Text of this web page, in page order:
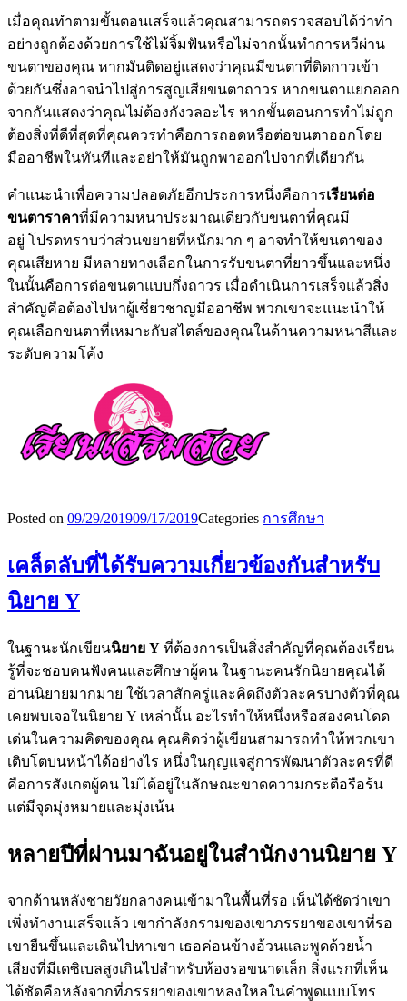
เมื่อคุณทำตามขั้นตอนเสร็จแล้วคุณสามารถตรวจสอบได้ว่าทำ
อย่างถูกต้องด้วยการใช้ไม้จิ้มฟันหรือไม่จากนั้นทำการหวีผ่าน
ขนตาของคุณ หากมันติดอยู่แสดงว่าคุณมีขนตาที่ติดกาวเข้า
ด้วยกันซึ่งอาจนำไปสู่การสูญเสียขนตาถาวร หากขนตาแยกออก
จากกันแสดงว่าคุณไม่ต้องกังวลอะไร หากขั้นตอนการทำไม่ถูก
ต้องสิ่งที่ดีที่สุดที่คุณควรทำคือการถอดหรือต่อขนตาออกโดย
มืออาชีพในทันทีและอย่าให้มันถูกพาออกไปจากที่เดียวกัน
คำแนะนำเพื่อความปลอดภัยอีกประการหนึ่งคือการเรียนต่อ
ขนตาราคาที่มีความหนาประมาณเดียวกับขนตาที่คุณมี
อยู่ โปรดทราบว่าส่วนขยายที่หนักมาก ๆ อาจทำให้ขนตาของ
คุณเสียหาย มีหลายทางเลือกในการรับขนตาที่ยาวขึ้นและหนึ่ง
ในนั้นคือการต่อขนตาแบบกึ่งถาวร เมื่อดำเนินการเสร็จแล้วสิ่ง
สำคัญคือต้องไปหาผู้เชี่ยวชาญมืออาชีพ พวกเขาจะแนะนำให้
คุณเลือกขนตาที่เหมาะกับสไตล์ของคุณในด้านความหนาสีและ
ระดับความโค้ง
Posted on 09/29/201909/17/2019Categories การศึกษา
เคล็ดลับที่ได้รับความเกี่ยวข้องกันสำหรับ
นิยาย Y
ในฐานะนักเขียนนิยาย Y ที่ต้องการเป็นสิ่งสำคัญที่คุณต้องเรียน
รู้ที่จะชอบคนฟังคนและศึกษาผู้คน ในฐานะคนรักนิยายคุณได้
อ่านนิยายมากมาย ใช้เวลาสักครู่และคิดถึงตัวละครบางตัวที่คุณ
เคยพบเจอในนิยาย Y เหล่านั้น อะไรทำให้หนึ่งหรือสองคนโดด
เด่นในความคิดของคุณ คุณคิดว่าผู้เขียนสามารถทำให้พวกเขา
เติบโตบนหน้าได้อย่างไร หนึ่งในกุญแจสู่การพัฒนาตัวละครที่ดี
คือการสังเกตผู้คน ไม่ได้อยู่ในลักษณะขาดความกระตือรือร้น
แต่มีจุดมุ่งหมายและมุ่งเน้น
หลายปีที่ผ่านมาฉันอยู่ในสำนักงานนิยาย Y
จากด้านหลังชายวัยกลางคนเข้ามาในพื้นที่รอ เห็นได้ชัดว่าเขา
เพิ่งทำงานเสร็จแล้ว เขากำลังกรามของเขาภรรยาของเขาที่รอ
เขายืนขึ้นและเดินไปหาเขา เธอค่อนข้างอ้วนและพูดด้วยน้ำ
เสียงที่มีเดซิเบลสูงเกินไปสำหรับห้องรอขนาดเล็ก สิ่งแรกที่เห็น
ได้ชัดคือหลังจากที่ภรรยาของเขาหลงใหลในคำพูดแบบโทร